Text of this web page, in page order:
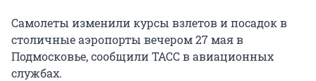
Самолеты изменили курсы взлетов и посадок в
столичные аэропорты вечером 27 мая в
Подмосковье, сообщили ТАСС в авиационных
службах.